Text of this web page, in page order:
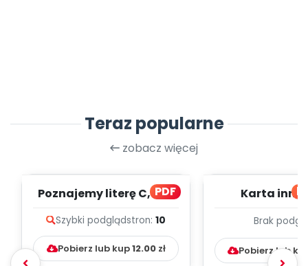
Teraz popularne
zobacz więcej
PDF
Poznajemy literę C, cz. 1
Szybki podglądstron: 10
Pobierz lub kup12.00zł
Karta
Brak
Pobierz lub